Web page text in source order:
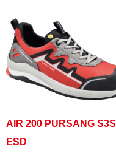
AIR 200 PURSANG S3S
ESD